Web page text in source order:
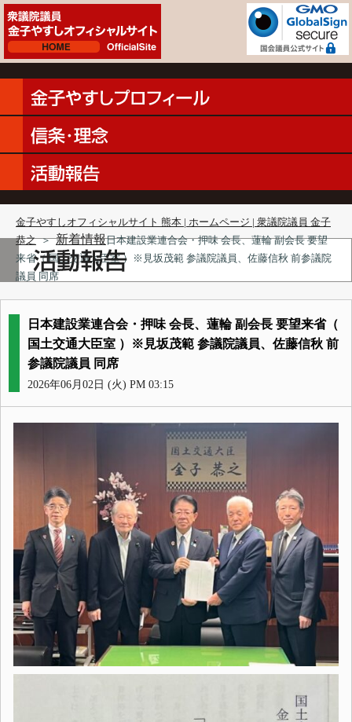
金子やすしオフィシャルサイト 熊本 | ホームページ | 衆議院議員 金子
恭之 ＞ 新着情報日本建設業連合会・押味 会長、蓮輪 副会長 要望
来省（ 国土交通大臣室 ）※見坂茂範 参議院議員、佐藤信秋 前参議院
議員 同席
日本建設業連合会・押味 会長、蓮輪 副会長 要望来省（
国土交通大臣室 ）※見坂茂範 参議院議員、佐藤信秋 前
参議院議員 同席
2026年06月02日 (火) PM 03:15